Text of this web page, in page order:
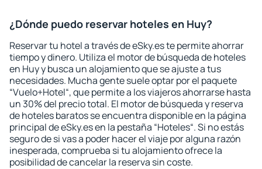
¿Dónde puedo reservar hoteles en Huy?
Reservar tu hotel a través de eSky.es te permite ahorrar
tiempo y dinero. Utiliza el motor de búsqueda de hoteles
en Huy y busca un alojamiento que se ajuste a tus
necesidades. Mucha gente suele optar por el paquete
“Vuelo+Hotel“, que permite a los viajeros ahorrarse hasta
un 30% del precio total. El motor de búsqueda y reserva
de hoteles baratos se encuentra disponible en la página
principal de eSky.es en la pestaña “Hoteles“. Si no estás
seguro de si vas a poder hacer el viaje por alguna razón
inesperada, comprueba si tu alojamiento ofrece la
posibilidad de cancelar la reserva sin coste.